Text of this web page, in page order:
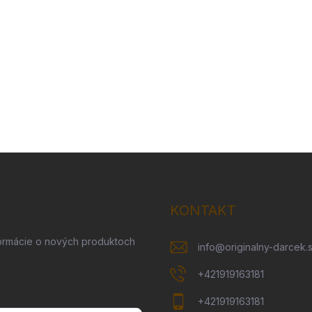
o nových produktoch
KONTAKT
info@originalny-
+421919163181
+421919163181